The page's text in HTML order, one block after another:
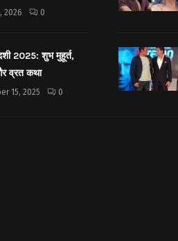
2026 0
2025: शुभ मुहूर्त,
व्रत कथा
15, 2025 0